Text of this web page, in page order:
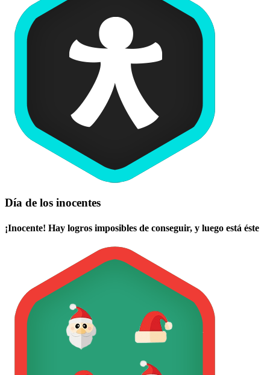
Día de los inocentes
¡Inocente! Hay logros imposibles de conseguir, y luego está éste